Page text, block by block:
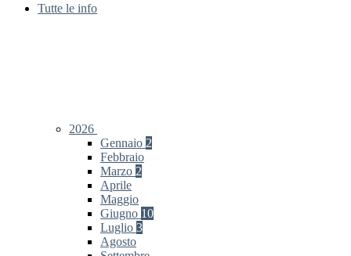
Tutte le info
2026
Gennaio 2
Febbraio
Marzo 2
Aprile
Maggio
Giugno 10
Luglio 3
Agosto